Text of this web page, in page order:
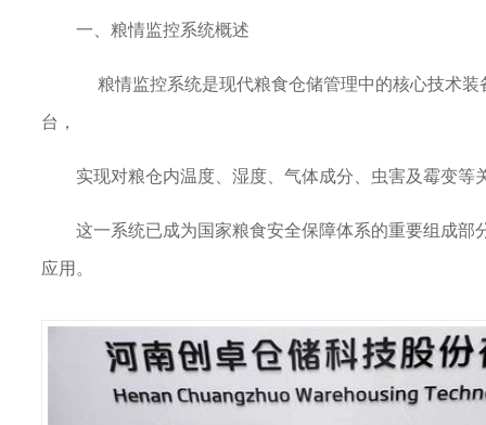
一、粮情监控系统概述
粮情监控系统是现代粮食仓储管理中的核心技术装
台，
实现对粮仓内温度、湿度、气体成分、虫害及霉变等
这一系统已成为国家粮食安全保障体系的重要组成
应用。